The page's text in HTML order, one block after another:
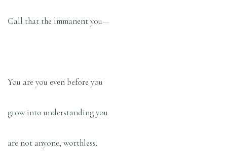
Call that the immanent you—
You are you even before you
grow into understanding you
are not anyone, worthless,